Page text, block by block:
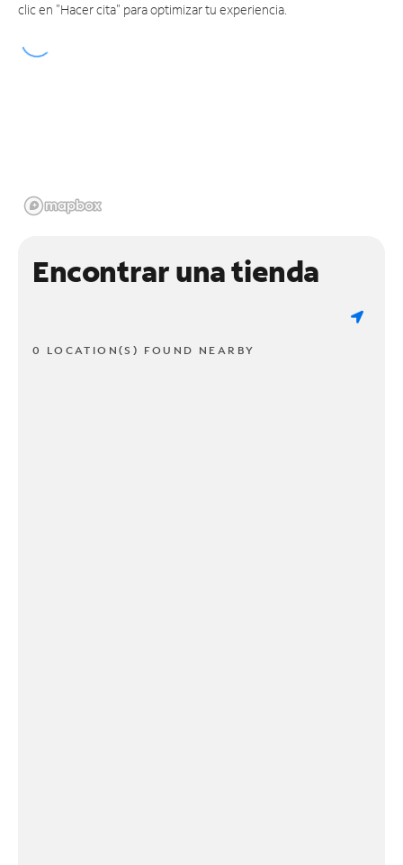
clic en "Hacer cita" para optimizar tu experiencia.
Encontrar una tienda
0 LOCATION(S) FOUND NEARBY